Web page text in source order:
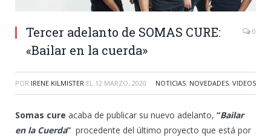
Tercer adelanto de SOMAS CURE:
«Bailar en la cuerda»
0
POR IRENE KILMISTER EL 12 MARZO, 2020 NOTICIAS, NOVEDADES, VIDEOS
Somas cure acaba de publicar su nuevo adelanto, “Bailar
en la Cuerda” procedente del último proyecto que está por